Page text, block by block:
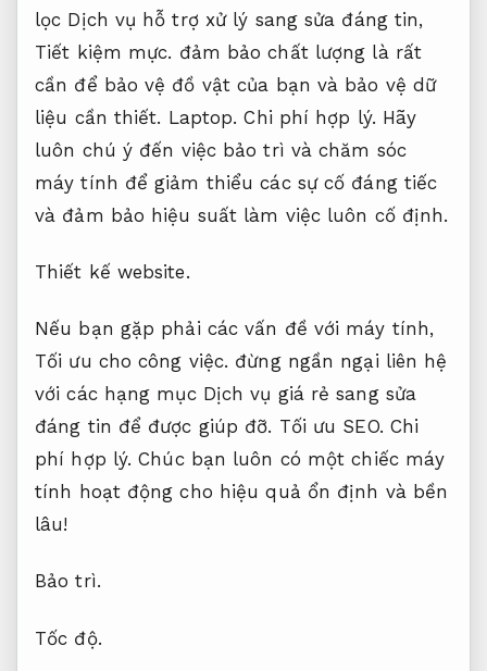
lọc Dịch vụ hỗ trợ xử lý sang sửa đáng tin,
Tiết kiệm mực. đảm bảo chất lượng là rất
cần để bảo vệ đồ vật của bạn và bảo vệ dữ
liệu cần thiết. Laptop. Chi phí hợp lý. Hãy
luôn chú ý đến việc bảo trì và chăm sóc
máy tính để giảm thiểu các sự cố đáng tiếc
và đảm bảo hiệu suất làm việc luôn cố định.
Thiết kế website.
Nếu bạn gặp phải các vấn đề với máy tính,
Tối ưu cho công việc. đừng ngần ngại liên hệ
với các hạng mục Dịch vụ giá rẻ sang sửa
đáng tin để được giúp đỡ. Tối ưu SEO. Chi
phí hợp lý. Chúc bạn luôn có một chiếc máy
tính hoạt động cho hiệu quả ổn định và bền
lâu!
Bảo trì.
Tốc độ.